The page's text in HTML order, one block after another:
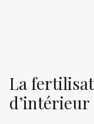
La
d’intérieur